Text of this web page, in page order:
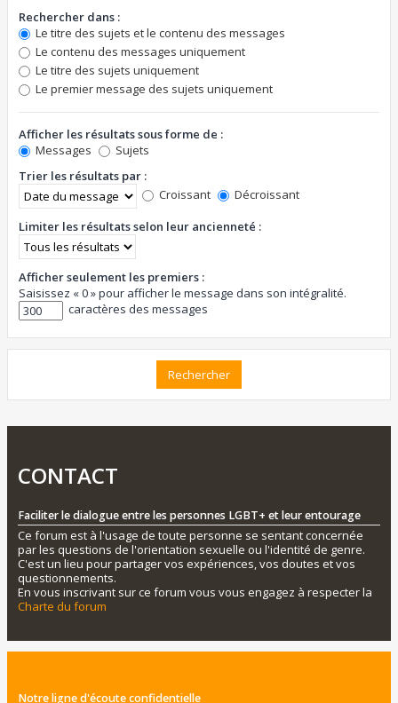
Rechercher dans :
Le titre des sujets et le contenu des messages
Le contenu des messages uniquement
Le titre des sujets uniquement
Le premier message des sujets uniquement
Afficher les résultats sous forme de :
Messages
Sujets
Trier les résultats par :
Croissant
Décroissant
Limiter les résultats selon leur ancienneté :
Afficher seulement les premiers :
Saisissez « 0 » pour afficher le message dans son intégralité.
caractères des messages
CONTACT
Faciliter le dialogue entre les personnes LGBT+ et leur entourage
Ce forum est à l'usage de toute personne se sentant concernée
par les questions de l'orientation sexuelle ou l'identité de genre.
C'est un lieu pour partager vos expériences, vos doutes et vos
questionnements.
En vous inscrivant sur ce forum vous vous engagez à respecter la
Charte du forum
Notre ligne d'écoute confidentielle